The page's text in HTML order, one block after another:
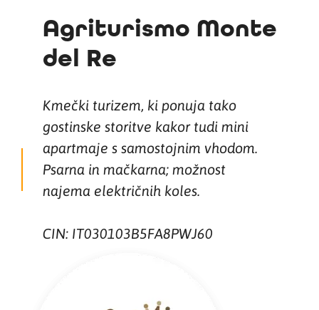
Agriturismo Monte
del Re
Kmečki turizem, ki ponuja tako
gostinske storitve kakor tudi mini
apartmaje s samostojnim vhodom.
Psarna in mačkarna; možnost
najema električnih koles.
CIN: IT030103B5FA8PWJ60